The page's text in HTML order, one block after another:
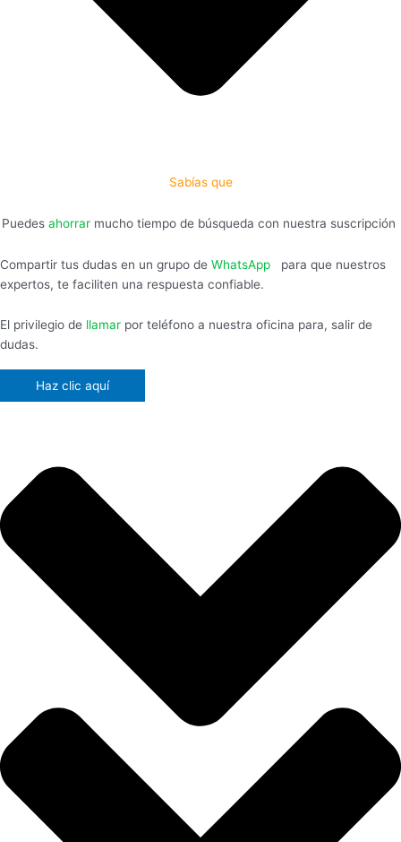
Sabías que
Puedes ahorrar mucho tiempo de búsqueda con nuestra suscripción
Compartir tus dudas en un grupo de WhatsApp
para que nuestros
expertos, te faciliten una respuesta confiable.
El privilegio de llamar por teléfono a nuestra oficina para, salir de
dudas.
Haz clic aquí